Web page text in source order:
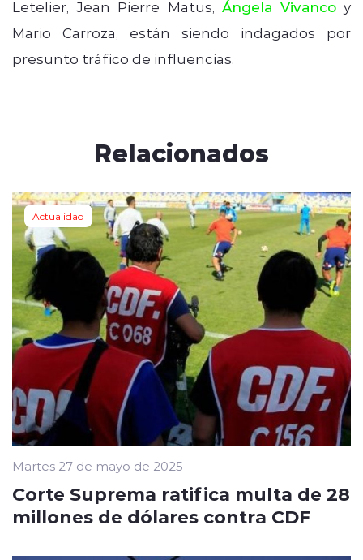
Letelier, Jean Pierre Matus, Ángela Vivancoy
Mario Carroza, están siendo indagados por
presunto tráfico de influencias.
Relacionados
Actualidad
Martes 27 de mayo de 2025
Corte Suprema ratifica multa de 28
millones de dólares contra CDF